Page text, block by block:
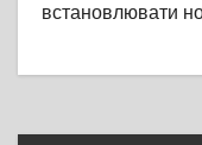
встановлювати